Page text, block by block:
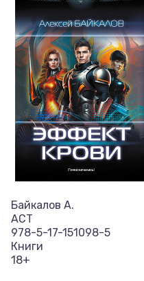
Байкалов А.
АСТ
978-5-17-151098-5
Книги
18+